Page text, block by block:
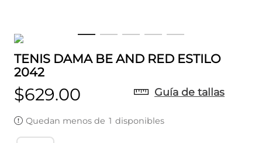
TENIS DAMA BE AND RED ESTILO
2042
$629.00 Guía de tallas
Quedan menos de 1 disponibles